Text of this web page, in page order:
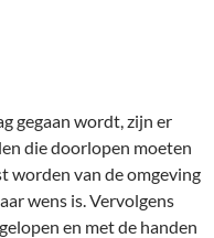
gegaan wordt, zijn er
die doorlopen moeten
worden van de omgeving
wens is. Vervolgens
en met de handen